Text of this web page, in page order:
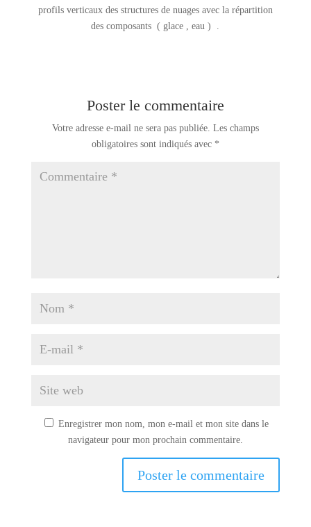
profils verticaux des structures de nuages avec la répartition
des composants ( glace , eau ) .
Poster le commentaire
Votre adresse e-mail ne sera pas publiée. Les champs
obligatoires sont indiqués avec *
Enregistrer mon nom, mon e-mail et mon site dans le
navigateur pour mon prochain commentaire.